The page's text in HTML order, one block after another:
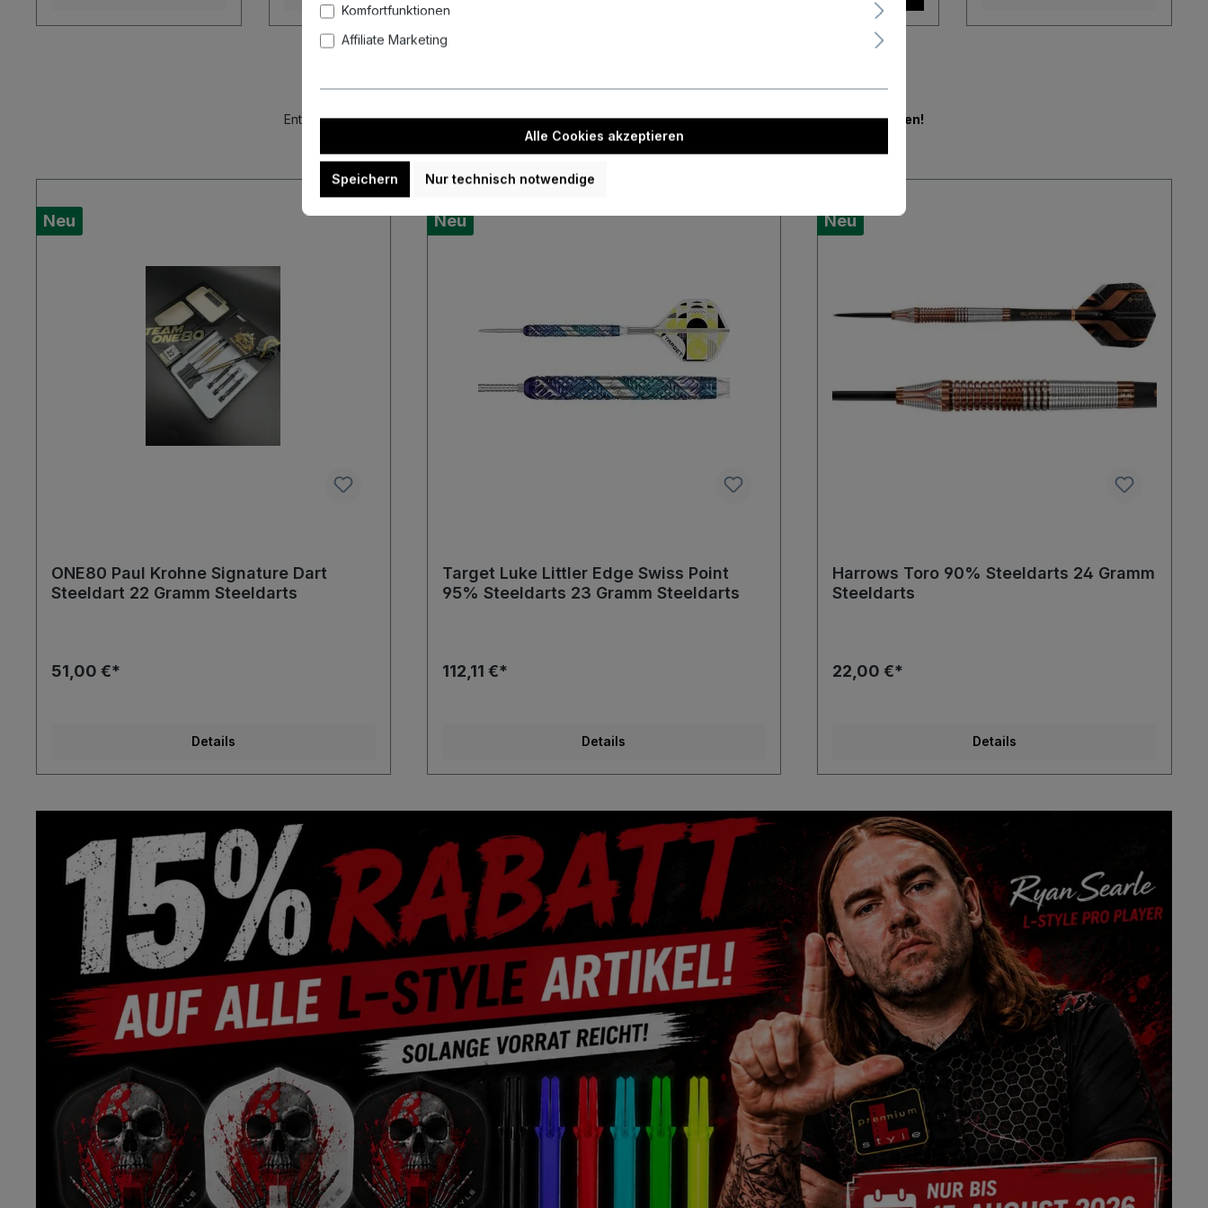
Entdecke unsere aktuellen Auktionen und sichere dir mit etwas Glück echte Schnäppchen.Jetzt mitbieten!
Neu
ONE80 Paul Krohne Signature Dart
Steeldart 22 Gramm Steeldarts
51,00 €*
Details
Neu
Target Luke Littler Edge Swiss Point
95% Steeldarts 23 Gramm Steeldarts
112,11 €*
Details
Neu
Harrows Toro 90% Steeldarts 24 Gramm
Steeldarts
22,00 €*
Details
Komfortfunktionen
Affiliate Marketing
Alle Cookies akzeptieren
Speichern Nur technisch notwendige